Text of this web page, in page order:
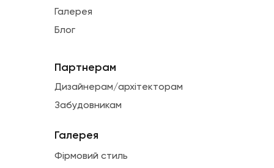
Галерея
Блог
Партнерам
Дизайнерам/архітекторам
Забудовникам
Галерея
Фірмовий стиль